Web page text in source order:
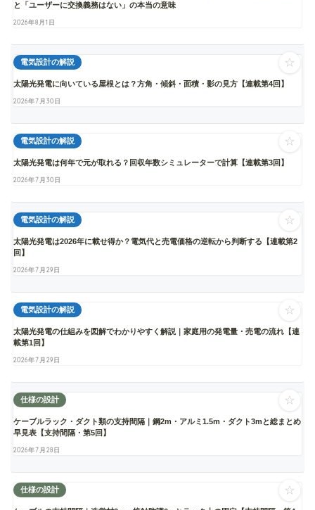
と「ユーザーに交換義務はない」の本当の意味
2026年8月1日
電気設計の解説
太陽光発電に向いている屋根とは？方角・傾斜・面積・影の見方【連載第4回】
2026年7月30日
☆
電気設計の解説
太陽光発電は何年で元が取れる？回収年数シミュレーターで計算【連載第3回】
2026年7月30日
☆
電気設計の解説
太陽光発電は2026年に載せ得か？電気代と売電価格の逆転から判断する【連載第2
回】
2026年7月29日
☆
電気設計の解説
太陽光発電の仕組みを図解でわかりやすく解説｜家庭用の発電量・売電の流れ【連
載第1回】
2026年7月29日
☆
仕様の設計
ケーブルラック・ダクト類の支持間隔｜鋼2m・アルミ1.5m・ダクト3mと総まとめ
早見表【支持間隔・第5回】
2026年7月28日
☆
仕様の設計 ☆